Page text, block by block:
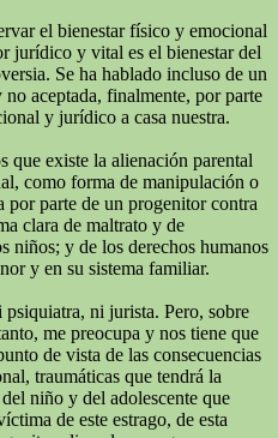
el bienestar físico y emocional
jurídico y vital es el bienestar del
Se ha hablado incluso de un
aceptada, finalmente, por parte
y jurídico a casa nuestra.
que existe la alienación parental
como forma de manipulación o
parte de un progenitor contra
clara de maltrato y de
niños; y de los derechos humanos
y en su sistema familiar.
ni jurista. Pero, sobre
me preocupa y nos tiene que
de vista de las consecuencias
traumáticas que tendrá la
niño y del adolescente que
de este estrago, de esta